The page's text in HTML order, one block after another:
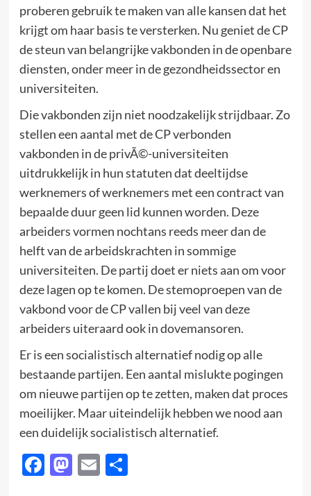
proberen gebruik te maken van alle kansen dat het
krijgt om haar basis te versterken. Nu geniet de CP
de steun van belangrijke vakbonden in de openbare
diensten, onder meer in de gezondheidssector en
universiteiten.
Die vakbonden zijn niet noodzakelijk strijdbaar. Zo
stellen een aantal met de CP verbonden
vakbonden in de privÃ©-universiteiten
uitdrukkelijk in hun statuten dat deeltijdse
werknemers of werknemers met een contract van
bepaalde duur geen lid kunnen worden. Deze
arbeiders vormen nochtans reeds meer dan de
helft van de arbeidskrachten in sommige
universiteiten. De partij doet er niets aan om voor
deze lagen op te komen. De stemoproepen van de
vakbond voor de CP vallen bij veel van deze
arbeiders uiteraard ook in dovemansoren.
Er is een socialistisch alternatief nodig op alle
bestaande partijen. Een aantal mislukte pogingen
om nieuwe partijen op te zetten, maken dat proces
moeilijker. Maar uiteindelijk hebben we nood aan
een duidelijk socialistisch alternatief.
Facebook
Mastodon
EmailDelen